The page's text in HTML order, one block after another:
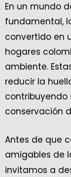
En un mundo
fundamental,
convertido en
hogares
ambiente.
reducir la
conservación
Antes de que
amigables de
invitamos a